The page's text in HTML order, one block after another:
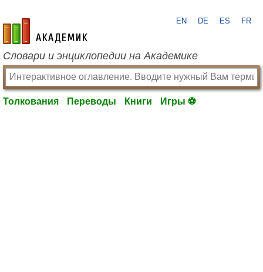
academic.ru
EN DE ES FR
Словари и энциклопедии на Академике
Толкования Переводы Книги Игры ⚽